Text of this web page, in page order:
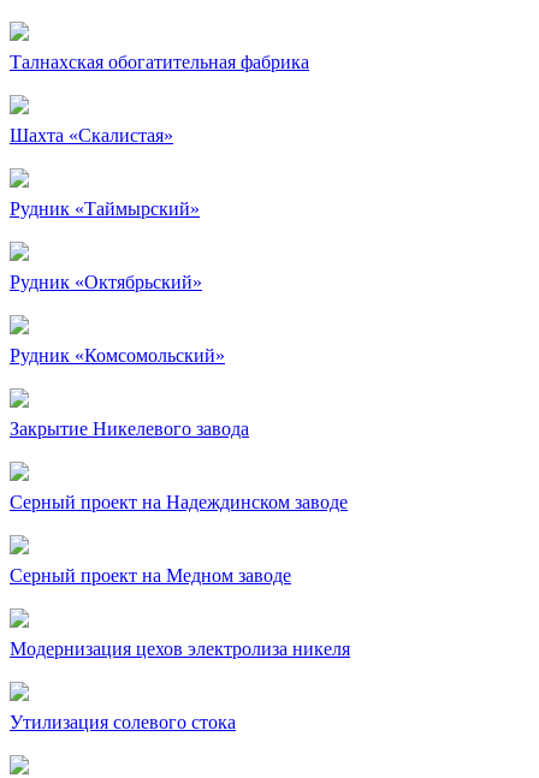
Талнахская обогатительная фабрика
Шахта «Скалистая»
Рудник «Таймырский»
Рудник «Октябрьский»
Рудник «Комсомольский»
Закрытие Никелевого завода
Серный проект на Надеждинском заводе
Серный проект на Медном заводе
Модернизация цехов электролиза никеля
Утилизация солевого стока